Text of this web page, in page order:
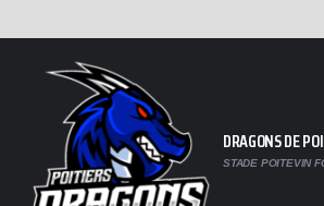
DRAGONS DE
STADE POITEVIN